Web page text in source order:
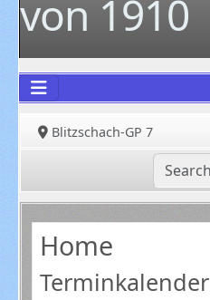
von 1910
Blitzschach-GP 7
Home
Terminkalender